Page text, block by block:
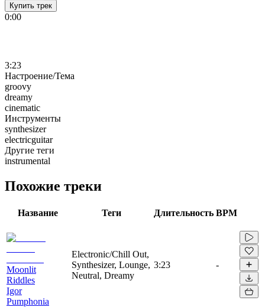
Купить трек
0:00
3:23
Настроение/Тема
groovy
dreamy
cinematic
Инструменты
synthesizer
electricguitar
Другие теги
instrumental
Похожие треки
Название Теги Длительность BPM
Moonlit
Riddles
Igor
Pumphonia
Electronic/Chill Out,
Synthesizer, Lounge,
Neutral, Dreamy
3:23 -